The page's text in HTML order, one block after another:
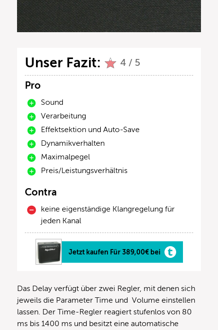
Unser Fazit: 4 / 5
Pro
Sound
Verarbeitung
Effektsektion und Auto-Save
Dynamikverhalten
Maximalpegel
Preis/Leistungsverhältnis
Contra
keine eigenständige Klangregelung für
jeden Kanal
Jetzt kaufen Für 389,00€ bei
Das Delay verfügt über zwei Regler, mit denen sich
jeweils die Parameter Time und Volume einstellen
lassen. Der Time-Regler reagiert stufenlos von 80
ms bis 1400 ms und besitzt eine automatische